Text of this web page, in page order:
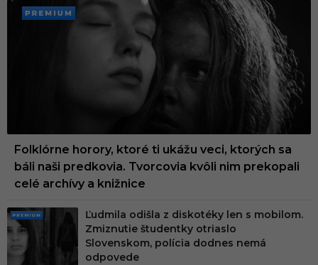
PREMI
Folklórne horory, ktoré ti ukážu veci, ktorých sa
báli naši predkovia. Tvorcovia kvôli nim prekopali
celé archívy a knižnice
PRE
MIU
M
Ľudmila odišla z diskotéky len s mobilom.
Zmiznutie študentky otriaslo
Slovenskom, polícia dodnes nemá
odpovede